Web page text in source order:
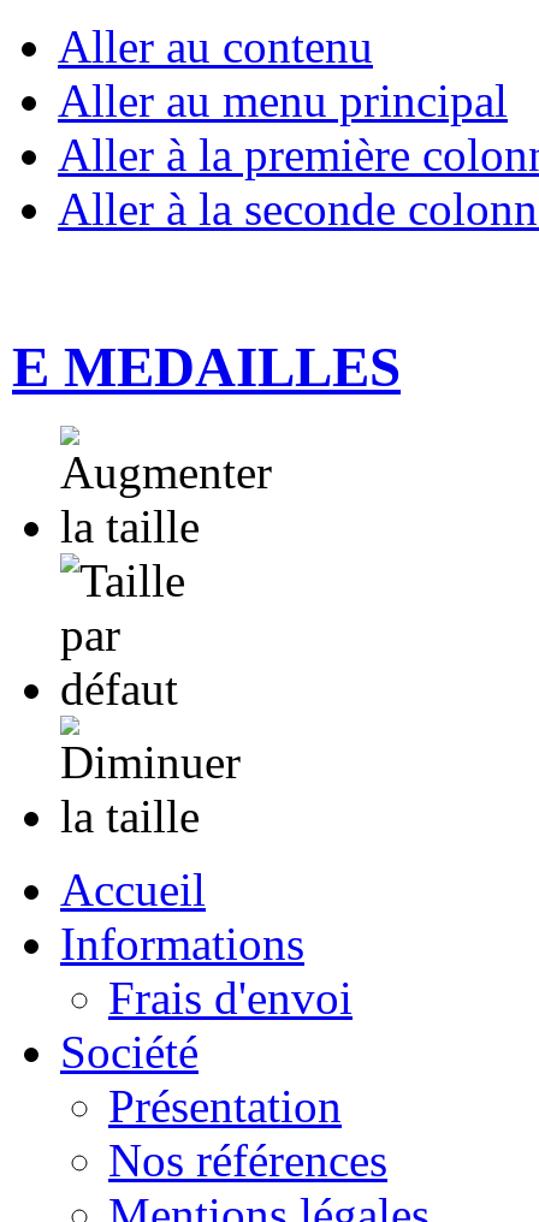
Aller au contenu
Aller au menu principal
Aller à la première
Aller à la seconde
E MEDAILLES
Accueil
Informations
Frais d'envoi
Société
Présentation
Nos références